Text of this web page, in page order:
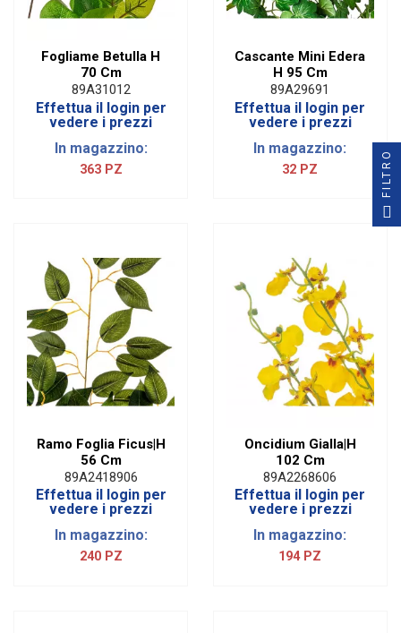
Fogliame Betulla H
70 Cm
89A31012
Effettua il login per
vedere i prezzi
In magazzino:
363 PZ
Cascante Mini Edera
H 95 Cm
89A29691
Effettua il login per
vedere i prezzi
In magazzino:
32 PZ
Ramo Foglia Ficus|H
56 Cm
89A2418906
Effettua il login per
vedere i prezzi
In magazzino:
240 PZ
Oncidium Gialla|H
102 Cm
89A2268606
Effettua il login per
vedere i prezzi
In magazzino:
194 PZ
FILTRO